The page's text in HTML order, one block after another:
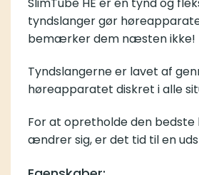
SlimTube HE er en tynd og
tyndslanger gør
bemærker dem næsten ikke!
Tyndslangerne er lavet af
høreapparatet diskret i alle
For at opretholde den
ændrer sig, er det tid til en